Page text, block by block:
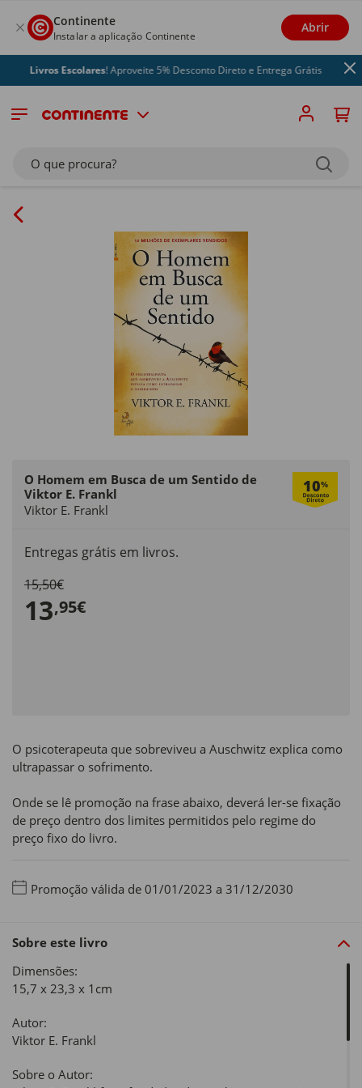
Continente
Instalar a aplicação Continente
Abrir
Livros Escolares! Aproveite 5% Desconto Direto e Entrega Grátis
O que procura?
O Homem em Busca de um Sentido de
Viktor E. Frankl
10%
Viktor E. Frankl
Entregas grátis em livros.
15,50€
13,95€
O psicoterapeuta que sobreviveu a Auschwitz explica como
ultrapassar o sofrimento.
Onde se lê promoção na frase abaixo, deverá ler-se fixação
de preço dentro dos limites permitidos pelo regime do
preço fixo do livro.
Promoção válida de 01/01/2023 a 31/12/2030
Sobre este livro
Dimensões:
15,7 x 23,3 x 1cm
Autor:
Viktor E. Frankl
Sobre o Autor: